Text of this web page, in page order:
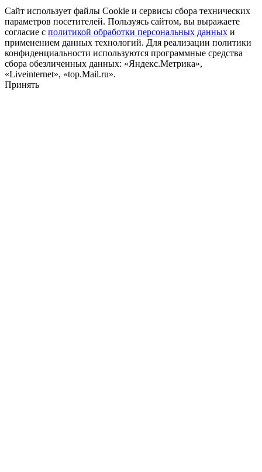
Сайт использует файлы Cookie и сервисы сбора технических
параметров посетителей. Пользуясь сайтом, вы выражаете
согласие с политикой обработки персональных данных и
применением данных технологий. Для реализации политики
конфиденциальности используются программные средства
сбора обезличенных данных: «Яндекс.Метрика»,
«Liveinternet», «top.Mail.ru».
Принять